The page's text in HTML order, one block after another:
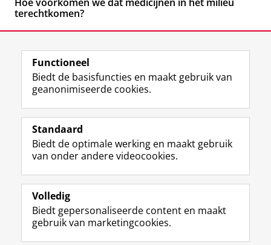
terechtkomen?
Volg de RUG
F
a
e
b
o
p
a
L
i
k
e
I
-
p
R
S
-
f
e
R
I
n
t
r
m
Y
o
T
e
k
Studiekiezers
Alumni
Over ons
Functioneel
Biedt de basisfuncties en maakt gebruik van
geanonimiseerde cookies.
Standaard
Biedt de optimale werking en maakt gebruik
van onder andere videocookies.
Volledig
Biedt gepersonaliseerde content en maakt
gebruik van marketingcookies.